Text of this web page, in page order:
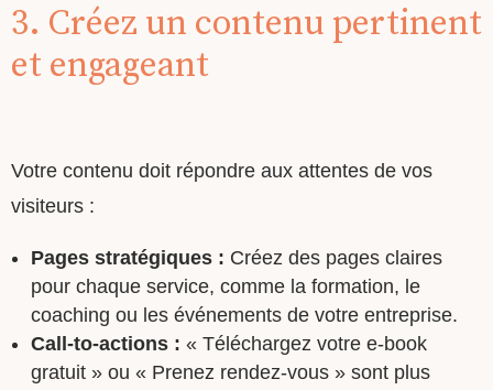
3. Créez un contenu pertinent
et engageant
Votre contenu doit répondre aux attentes de vos
visiteurs :
Pages stratégiques : Créez des pages claires
pour chaque service, comme la formation, le
coaching ou les événements de votre entreprise.
Call-to-actions : « Téléchargez votre e-book
gratuit » ou « Prenez rendez-vous » sont plus